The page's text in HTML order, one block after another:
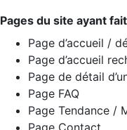
Pages du site ayant
Page d’accueil /
Page d’accueil
Page de détail
Page FAQ
Page Tendance /
Page Contact